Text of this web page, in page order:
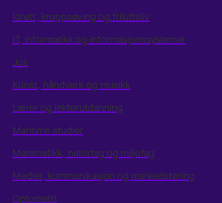
Idrett, kroppsøving og friluftsliv
IT, informatikk og informasjonssystemer
Jus
Kunst, håndverk og musikk
Lærer og lektorutdanning
Maritime studier
Matematikk, naturfag og miljøfag
Medier, kommunikasjon og markedsføring
Optometri